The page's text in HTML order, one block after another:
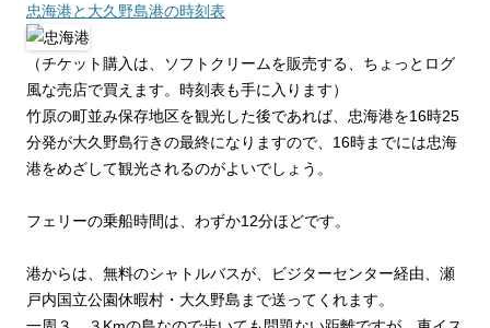
忠海港と大久野島港の時刻表
（チケット購入は、ソフトクリームを販売する、ちょっとログ
風な売店で買えます。時刻表も手に入ります）
竹原の町並み保存地区を観光した後であれば、忠海港を16時25
分発が大久野島行きの最終になりますので、16時までには忠海
港をめざして観光されるのがよいでしょう。
フェリーの乗船時間は、わずか12分ほどです。
港からは、無料のシャトルバスが、ビジターセンター経由、瀬
戸内国立公園休暇村・大久野島まで送ってくれます。